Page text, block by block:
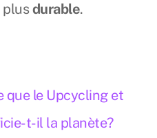
plusdurable.
que le Upcycling et
t-il la planète?